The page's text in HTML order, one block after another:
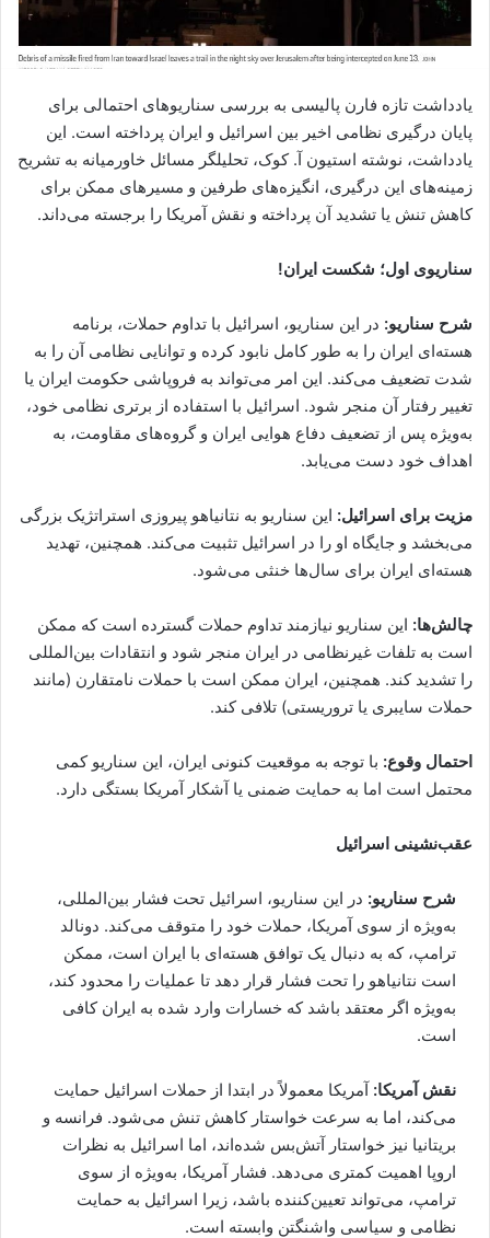
یادداشت تازه فارن پالیسی به بررسی سناریوهای احتمالی برای
پایان درگیری نظامی اخیر بین اسرائیل و ایران پرداخته است. این
یادداشت، نوشته استیون آ. کوک، تحلیلگر مسائل خاورمیانه به تشریح
زمینه‌های این درگیری، انگیزه‌های طرفین و مسیرهای ممکن برای
کاهش تنش یا تشدید آن پرداخته و نقش آمریکا را برجسته می‌داند.
سناریوی اول؛ شکست ایران!
شرح سناریو: در این سناریو، اسرائیل با تداوم حملات، برنامه
هسته‌ای ایران را به طور کامل نابود کرده و توانایی نظامی آن را به
شدت تضعیف می‌کند. این امر می‌تواند به فروپاشی حکومت ایران یا
تغییر رفتار آن منجر شود. اسرائیل با استفاده از برتری نظامی خود،
به‌ویژه پس از تضعیف دفاع هوایی ایران و گروه‌های مقاومت، به
اهداف خود دست می‌یابد.
مزیت برای اسرائیل: این سناریو به نتانیاهو پیروزی استراتژیک بزرگی
می‌بخشد و جایگاه او را در اسرائیل تثبیت می‌کند. همچنین، تهدید
هسته‌ای ایران برای سال‌ها خنثی می‌شود.
چالش‌ها: این سناریو نیازمند تداوم حملات گسترده است که ممکن
است به تلفات غیرنظامی در ایران منجر شود و انتقادات بین‌المللی
را تشدید کند. همچنین، ایران ممکن است با حملات نامتقارن (مانند
حملات سایبری یا تروریستی) تلافی کند.
احتمال وقوع: با توجه به موقعیت کنونی ایران، این سناریو کمی
محتمل است اما به حمایت ضمنی یا آشکار آمریکا بستگی دارد.
عقب‌نشینی اسرائیل
شرح سناریو: در این سناریو، اسرائیل تحت فشار بین‌المللی،
به‌ویژه از سوی آمریکا، حملات خود را متوقف می‌کند. دونالد
ترامپ، که به دنبال یک توافق هسته‌ای با ایران است، ممکن
است نتانیاهو را تحت فشار قرار دهد تا عملیات را محدود کند،
به‌ویژه اگر معتقد باشد که خسارات وارد شده به ایران کافی
است.
نقش آمریکا: آمریکا معمولاً در ابتدا از حملات اسرائیل حمایت
می‌کند، اما به سرعت خواستار کاهش تنش می‌شود. فرانسه و
بریتانیا نیز خواستار آتش‌بس شده‌اند، اما اسرائیل به نظرات
اروپا اهمیت کمتری می‌دهد. فشار آمریکا، به‌ویژه از سوی
ترامپ، می‌تواند تعیین‌کننده باشد، زیرا اسرائیل به حمایت
نظامی و سیاسی واشنگتن وابسته است.